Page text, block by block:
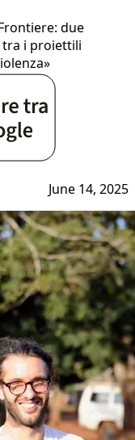
due
tra i proiettili
June 14, 2025